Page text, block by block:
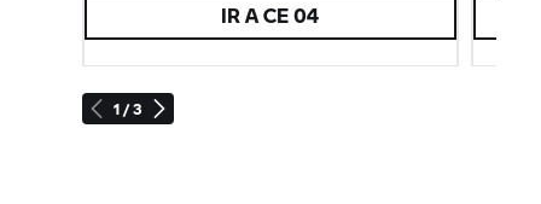
1 / 3
IR A CE 04